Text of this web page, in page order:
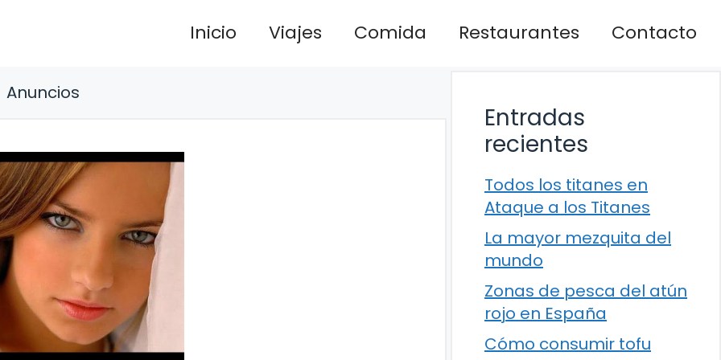
Inicio Viajes Comida Restaurantes Contacto
Anuncios
Entradas
recientes
Todos los titanes en
Ataque a los Titanes
La mayor mezquita del
mundo
Zonas de pesca del atún
rojo en España
Cómo consumir tofu